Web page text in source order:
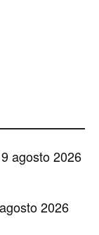
agosto 2026
2026